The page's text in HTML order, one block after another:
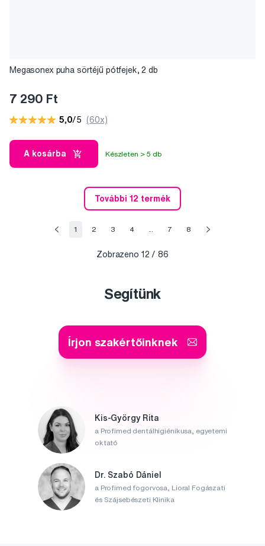
Megasonex puha sörtéjű pótfejek, 2 db
7 290 Ft
5,0/5 (60x)
A kosárba Készleten > 5 db
További 12 termék
1 2 3 4 7 8
Zobrazeno 12 / 86
Segítünk
Írjon szakértőinknek
Kis-György Rita
a Profimed dentálhigiénikusa, egyetemi
oktató
Dr. Szabó Dániel
a Profimed fogorvosa, Lioral Fogászati
és Szájsebészeti Klinika